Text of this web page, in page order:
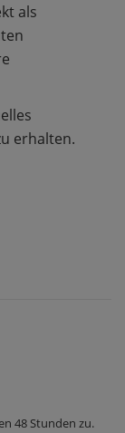
als
erhalten.
48 Stunden zu.